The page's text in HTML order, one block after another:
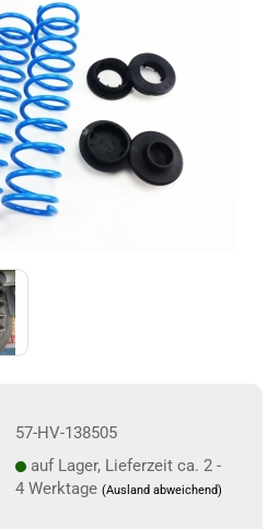
57-HV-138505
auf Lager, Lieferzeit ca. 2 -
4 Werktage (Ausland abweichend)